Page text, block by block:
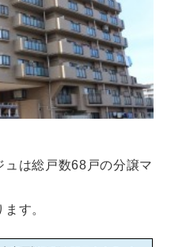
は総戸数68戸の分譲マ
す。